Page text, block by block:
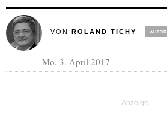
VON ROLAND TICHY
Mo, 3. April 2017